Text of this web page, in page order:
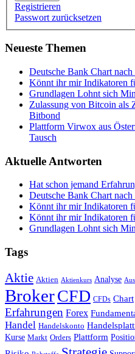
Registrieren
Passwort zurücksetzen
Neueste Themen
Deutsche Bank Chart
Könnt ihr mir Indikatoren
Grundlagen Lohnt sich
Zulassung von Bitcoin als
Bitbond
Plattform Virwox aus
Tausch
Aktuelle Antworten
Hat schon jemand
Deutsche Bank Chart
Könnt ihr mir Indikatoren
Könnt ihr mir Indikatoren
Grundlagen Lohnt sich
Tags
Aktie Aktien Aktienkurs Analyse
BrokerCFD CFDs Chart
Erfahrungen Forex
Handel Handelskonto
Kurse Markt Orders Plattform